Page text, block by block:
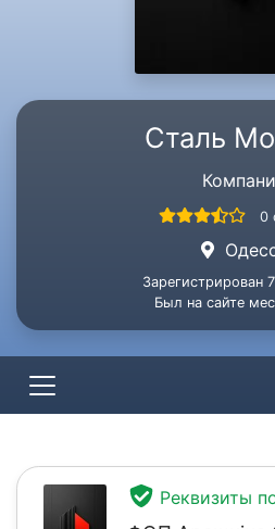
Сталь
0
Зарегистрирован
Был на сайте
Реквизиты